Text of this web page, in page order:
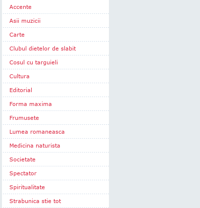
Accente
Asii muzicii
Carte
Clubul dietelor de slabit
Cosul cu targuieli
Cultura
Editorial
Forma maxima
Frumusete
Lumea romaneasca
Medicina naturista
Societate
Spectator
Spiritualitate
Strabunica stie tot